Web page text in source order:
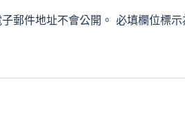
郵件地址不會公開。 必填欄位標示